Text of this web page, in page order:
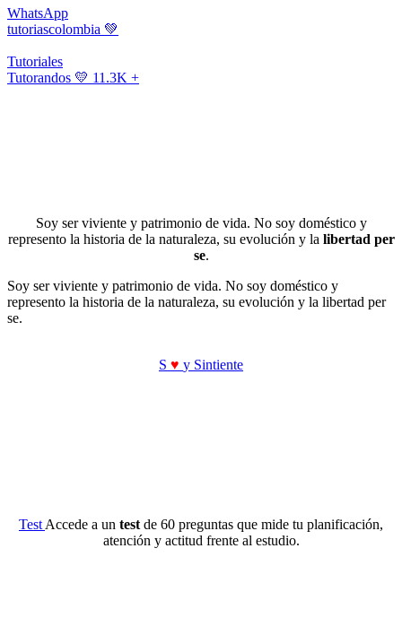
WhatsApp
tutoriascolombia 💚
Tutoriales
Tutorandos 💛 11.3K +
Soy ser viviente y patrimonio de vida. No soy doméstico y
represento la historia de la naturaleza, su evolución y la libertad per
se.
Soy ser viviente y patrimonio de vida. No soy doméstico y
represento la historia de la naturaleza, su evolución y la libertad per
se.
S ♥ y Sintiente
Test Accede a un test de 60 preguntas que mide tu planificación,
atención y actitud frente al estudio.